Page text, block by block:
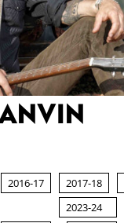
2016-17 2017-18
2023-24